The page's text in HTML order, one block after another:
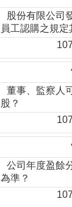
股份有限公司
員工認購之規定
董事、監察人
股？
公司年度盈餘
為準？